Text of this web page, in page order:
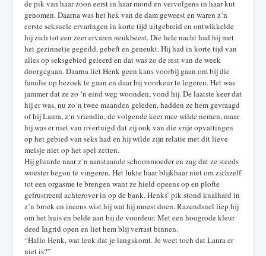
de pik van haar zoon eerst in haar mond en vervolgens in haar kut
genomen. Daarna was het hek van de dam geweest en waren z‘n
eerste seksuele ervaringen in korte tijd uitgebreid en ontwikkelde
hij zich tot een zeer ervaren neukbeest. Die hele nacht had hij met
het gezinnetje gegeild, gebeft en geneukt. Hij had in korte tijd van
alles op seksgebied geleerd en dat was zo de rest van de week
doorgegaan. Daarna liet Henk geen kans voorbij gaan om bij die
familie op bezoek te gaan en daar bij voorkeur te logeren. Het was
jammer dat ze zo ‘n eind weg woonden, vond hij. De laatste keer dat
hij er was, nu zo‘n twee maanden geleden, hadden ze hem gevraagd
of hij Laura, z‘n vriendin, de volgende keer mee wilde nemen, maar
hij was er niet van overtuigd dat zij ook van die vrije opvattingen
op het gebied van seks had en hij wilde zijn relatie met dit lieve
meisje niet op het spel zetten.
Hij gluurde naar z’n aanstaande schoonmoeder en zag dat ze steeds
woester begon te vingeren. Het lukte haar blijkbaar niet om zichzelf
tot een orgasme te brengen want ze hield opeens op en plofte
gefrustreerd achterover in op de bank. Henks’ pik stond knalhard in
z’n broek en ineens wist hij wat hij moest doen. Razendsnel liep hij
om het huis en belde aan bij de voordeur. Met een hoogrode kleur
deed Ingrid open en liet hem blij verrast binnen.
“Hallo Henk, wat leuk dat je langskomt. Je weet toch dat Laura er
niet is?”